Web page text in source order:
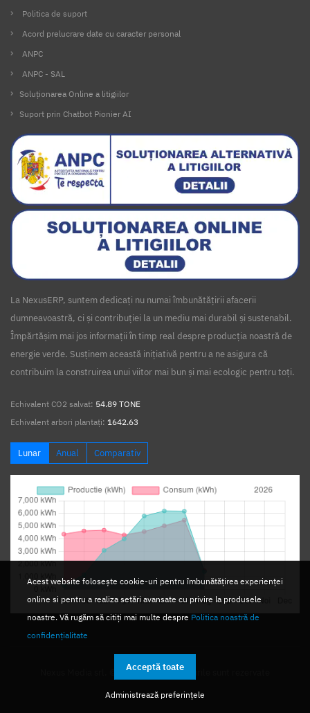
Acest website folosește cookie-uri pentru îmbunătățirea experienței
online si pentru a realiza setări avansate cu privire la produsele
noastre. Vă rugăm să citiți mai multe despre Politica noastră de
confidențialitate
Acceptă toate
Administrează preferințele
Politica de suport
Acord prelucrare date cu caracter personal
ANPC
ANPC - SAL
Soluționarea Online a litigiilor
Suport prin Chatbot Pionier AI
La NexusERP, suntem dedicați nu numai îmbunătățirii afacerii
dumneavoastră, ci și contribuției la un mediu mai durabil și sustenabil.
Împărtășim mai jos informații în timp real despre producția noastră de
energie verde. Susținem această inițiativă pentru a ne asigura că
contribuim la construirea unui viitor mai bun și mai ecologic pentru toți.
Echivalent CO2 salvat: 54.89 TONE
Echivalent arbori plantați: 1642.63
Lunar Anual Comparativ
Nexus Media srl. © 2026. Toate drepturile sunt rezervate